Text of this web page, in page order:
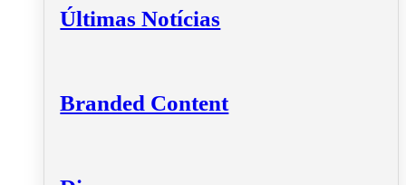
Últimas Notícias
Branded Content